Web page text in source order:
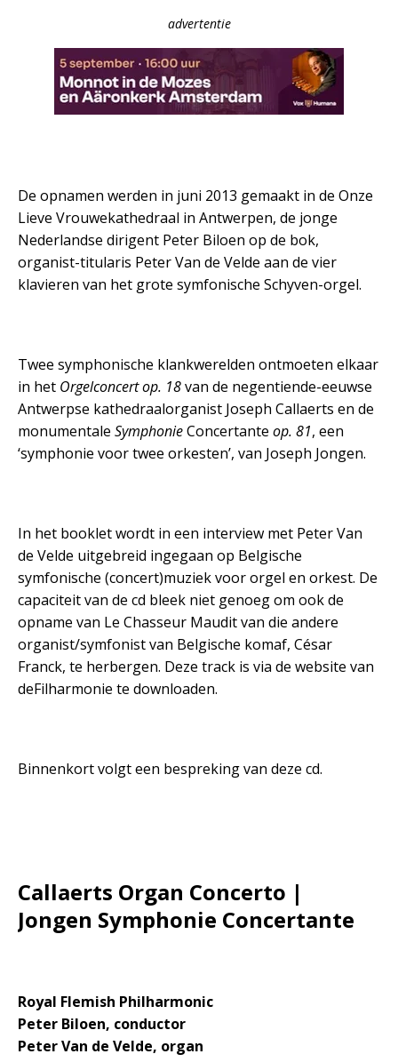
advertentie
De opnamen werden in juni 2013 gemaakt in de Onze
Lieve Vrouwekathedraal in Antwerpen, de jonge
Nederlandse dirigent Peter Biloen op de bok,
organist-titularis Peter Van de Velde aan de vier
klavieren van het grote symfonische Schyven-orgel.
Twee symphonische klankwerelden ontmoeten elkaar
in het Orgelconcertop. 18van de negentiende-eeuwse
Antwerpse kathedraalorganist Joseph Callaerts en de
monumentale SymphonieConcertante op. 81, een
‘symphonie voor twee orkesten’, van Joseph Jongen.
In het booklet wordt in een interview met Peter Van
de Velde uitgebreid ingegaan op Belgische
symfonische (concert)muziek voor orgel en orkest. De
capaciteit van de cd bleek niet genoeg om ook de
opname van Le Chasseur Maudit van die andere
organist/symfonist van Belgische komaf, César
Franck, te herbergen. Deze track is via de website van
deFilharmonie te downloaden.
Binnenkort volgt een bespreking van deze cd.
Callaerts Organ Concerto |
Jongen Symphonie Concertante
Royal Flemish Philharmonic
Peter Biloen, conductor
Peter Van de Velde, organ